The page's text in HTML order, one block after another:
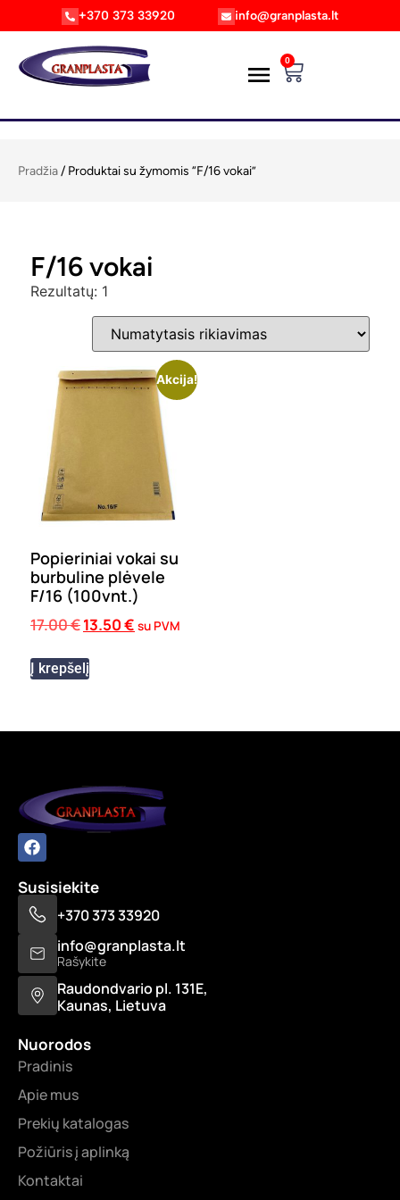
+370 373 33920 info@granplasta.lt
0
Pradžia/ Produktai su žymomis “F/16 vokai”
F/16 vokai
Rezultatų: 1
Akcija!
Popieriniai vokai su
burbuline plėvele
F/16 (100vnt.)
17.00€13.50€ su PVM
Į krepšelį
Susisiekite
+370 373 33920
info@granplasta.lt
Rašykite
Raudondvario pl. 131E,
Kaunas, Lietuva
Nuorodos
Pradinis
Apie mus
Prekių katalogas
Požiūris į aplinką
Kontaktai